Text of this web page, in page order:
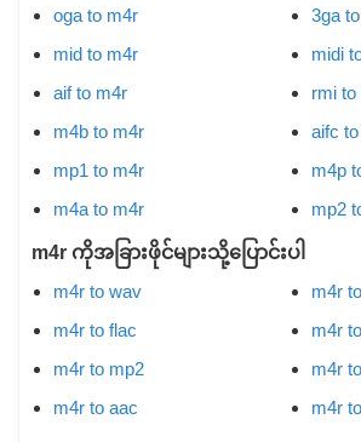
oga to m4r
mid to m4r
aif to m4r
m4b to m4r
mp1 to m4r
m4a to m4r
3ga
midi
rmi to
aifc
m4p
mp2
m4r ကိုအခြားဖိုင်များသို့ပြောင်းပါ
m4r to wav
m4r to flac
m4r to mp2
m4r to aac
m4r
m4r
m4r
m4r